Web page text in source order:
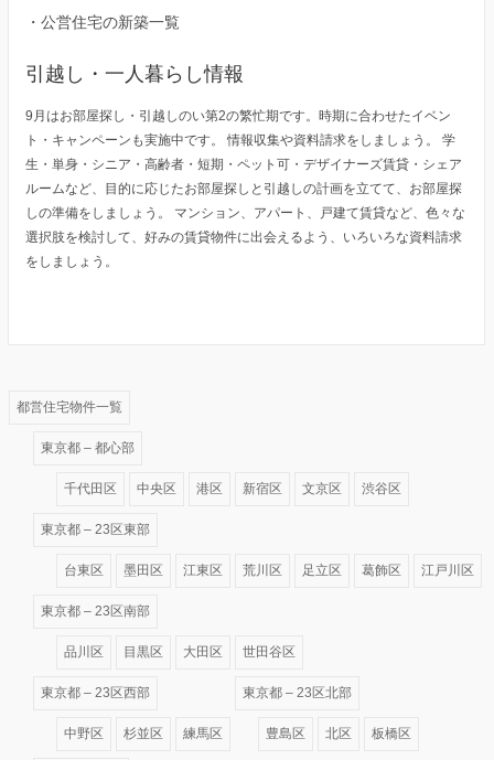
・ 公営住宅の新築一覧
引越し・一人暮らし情報
9月はお部屋探し・引越しのい第2の繁忙期です。時期に合わせたイベン
ト・キャンペーンも実施中です。 情報収集や資料請求をしましょう。 学
生・単身・シニア・高齢者・短期・ペット可・デザイナーズ賃貸・シェア
ルームなど、目的に応じたお部屋探しと引越しの計画を立てて、お部屋探
しの準備をしましょう。 マンション、アパート、戸建て賃貸など、色々な
選択肢を検討して、好みの賃貸物件に出会えるよう、いろいろな資料請求
をしましょう。
都営住宅物件一覧
東京都 – 都心部
千代田区 中央区 港区 新宿区 文京区 渋谷区
東京都 – 23区東部
台東区 墨田区 江東区 荒川区 足立区 葛飾区 江戸川区
東京都 – 23区南部
品川区 目黒区 大田区 世田谷区
東京都 – 23区西部
中野区 杉並区 練馬区
東京都 – 23区北部
豊島区 北区 板橋区